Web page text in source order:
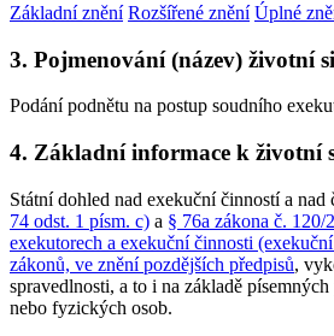
Základní znění Rozšířené znění Úplné
3. Pojmenování (název) životní
Podání podnětu na postup soudního
4. Základní informace k životní
Státní dohled nad exekuční činností a nad
74 odst. 1 písm. c) a § 76a zákona č. 120/
exekutorech a exekuční činnosti
zákonů, ve znění pozdějších předpisů,
spravedlnosti, a to i na základě
nebo fyzických osob.